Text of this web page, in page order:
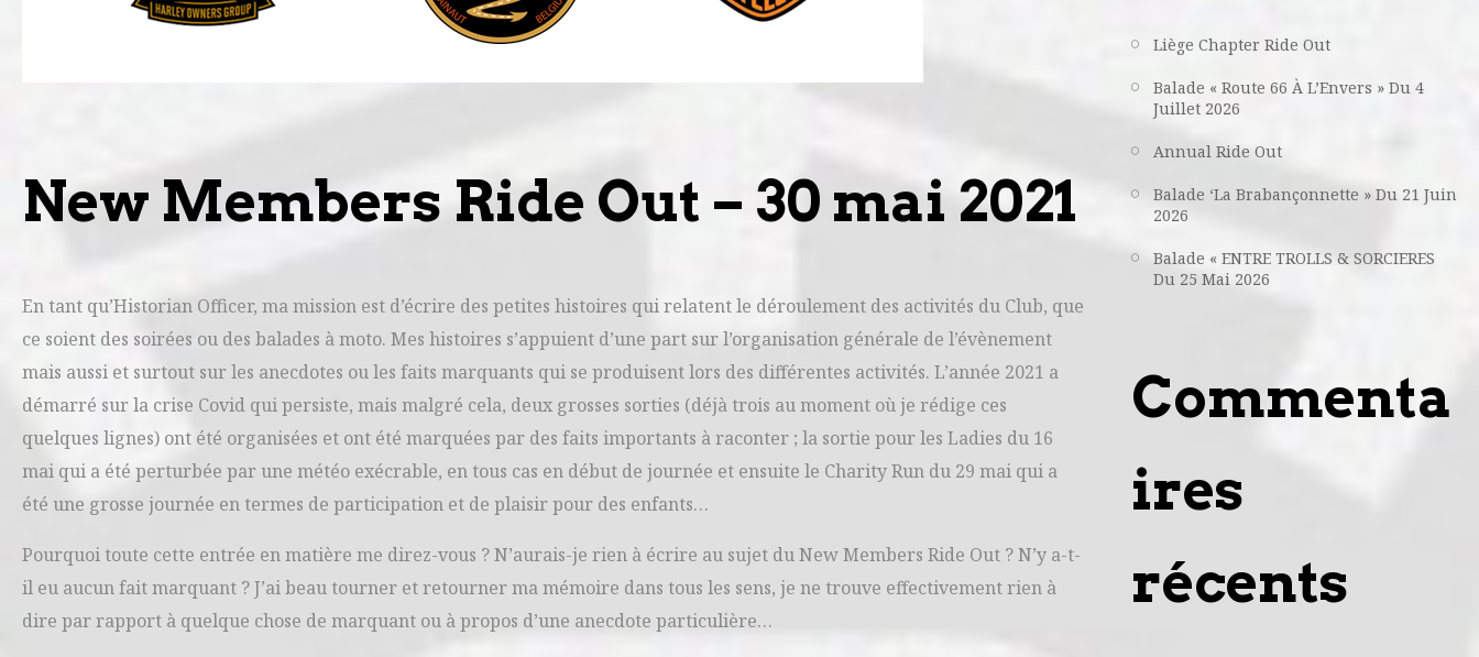
New Members Ride Out – 30 mai 2021
En tant qu’Historian Officer, ma mission est d’écrire des petites histoires qui relatent le déroulement des activités du Club, que
ce soient des soirées ou des balades à moto. Mes histoires s’appuient d’une part sur l’organisation générale de l’évènement
mais aussi et surtout sur les anecdotes ou les faits marquants qui se produisent lors des différentes activités. L’année 2021 a
démarré sur la crise Covid qui persiste, mais malgré cela, deux grosses sorties (déjà trois au moment où je rédige ces
quelques lignes) ont été organisées et ont été marquées par des faits importants à raconter ; la sortie pour les Ladies du 16
mai qui a été perturbée par une météo exécrable, en tous cas en début de journée et ensuite le Charity Run du 29 mai qui a
été une grosse journée en termes de participation et de plaisir pour des enfants…
Pourquoi toute cette entrée en matière me direz-vous ? N’aurais-je rien à écrire au sujet du New Members Ride Out ? N’y a-t-
il eu aucun fait marquant ? J’ai beau tourner et retourner ma mémoire dans tous les sens, je ne trouve effectivement rien à
dire par rapport à quelque chose de marquant ou à propos d’une anecdote particulière…
Liège Chapter Ride Out
Balade « Route 66 À L’Envers » Du 4
Juillet 2026
Annual Ride Out
Balade ‘La Brabançonnette » Du 21 Juin
2026
Balade « ENTRE TROLLS & SORCIERES
Du 25 Mai 2026
Commenta
ires
récents